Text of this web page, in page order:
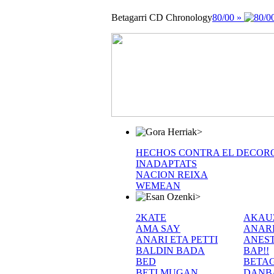
Betagarri CD Chronology80/00 »
>
HECHOS CONTRA EL
INADAPTATS
NACION REIXA
WEMEAN
>
2KATE
AMA SAY
ANARI ETA PETTI
BALDIN BADA
BAP!!
BED